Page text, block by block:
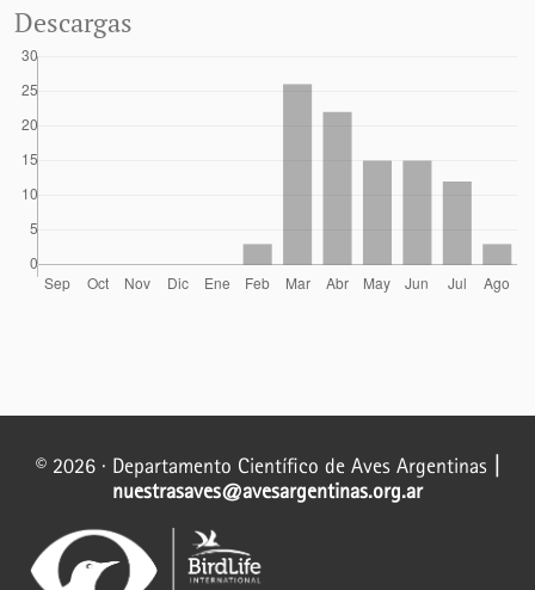
Descargas
© 2026 · Departamento Científico de Aves Argentinas
nuestrasaves@avesargentinas.org.ar